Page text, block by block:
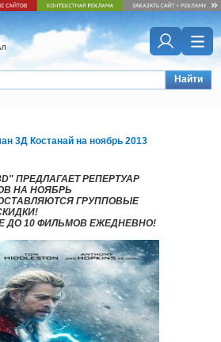
Найти
3Д Костанай на ноябрь 2013
ПРЕДЛАГАЕТ РЕПЕРТУАР
НА НОЯБРЬ
ГРУППОВЫЕ
ДО 10 ФИЛЬМОВ ЕЖЕДНЕВНО!